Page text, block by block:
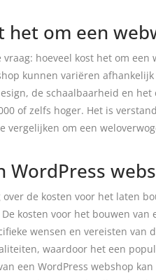
het om een
vraag: hoeveel kost het om
kunnen variëren
de schaalbaarheid en
of zelfs hoger. Het is
vergelijken om een
WordPress
over de kosten voor het laten
De kosten voor het bouwen
wensen en vereisten van
waardoor het een
een WordPress webshop